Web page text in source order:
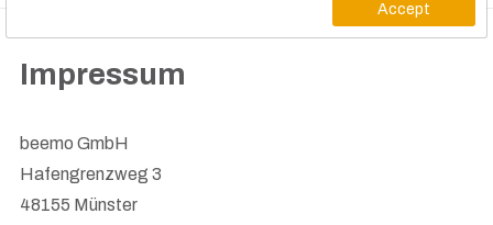
Impressum
beemo GmbH
Hafengrenzweg 3
48155 Münster
Accept